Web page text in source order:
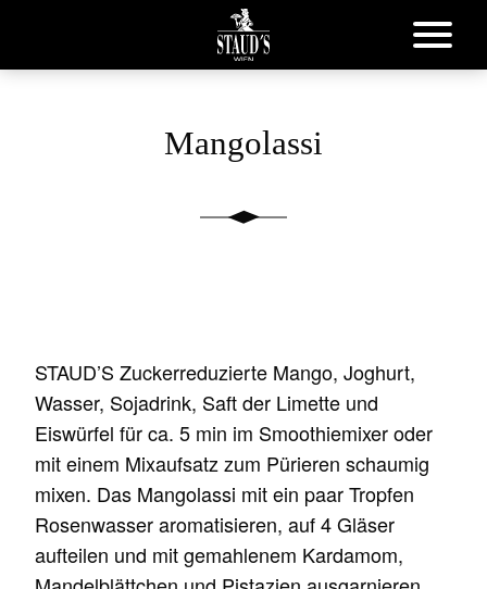
Mangolassi
STAUD’S Zuckerreduzierte Mango, Joghurt,
Wasser, Sojadrink, Saft der Limette und
Eiswürfel für ca. 5 min im Smoothiemixer oder
mit einem Mixaufsatz zum Pürieren schaumig
mixen. Das Mangolassi mit ein paar Tropfen
Rosenwasser aromatisieren, auf 4 Gläser
aufteilen und mit gemahlenem Kardamom,